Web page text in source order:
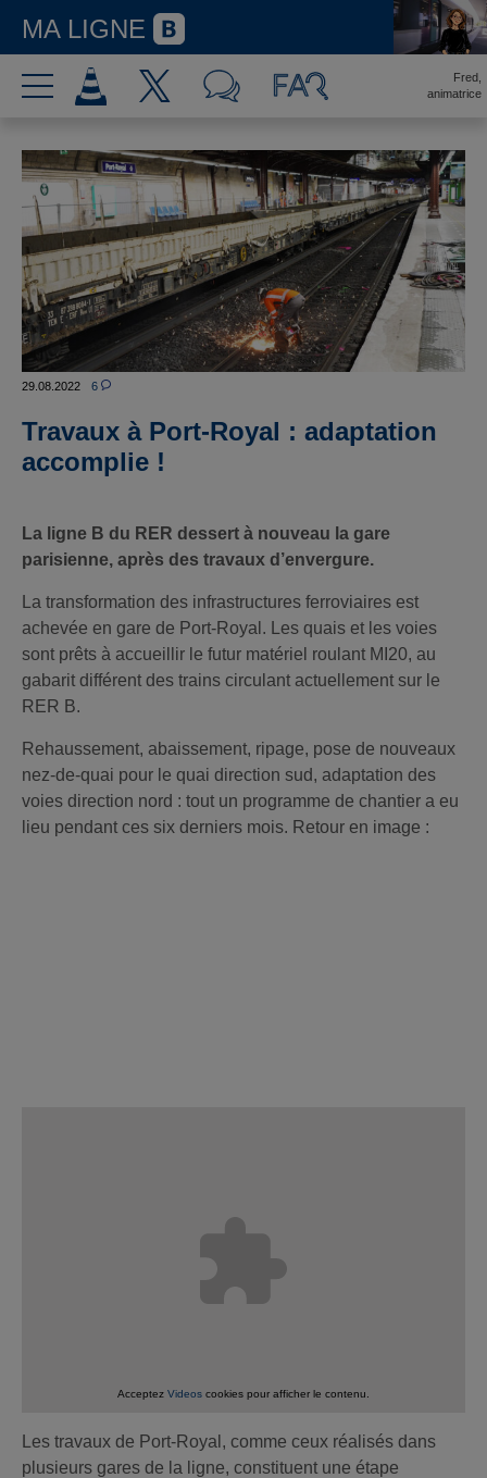
MA LIGNE
Fred,
animatrice
29.08.2022 6
Travaux à Port-Royal : adaptation
accomplie !
La ligne B du RER dessert à nouveau la gare
parisienne, après des travaux d’envergure.
La transformation des infrastructures ferroviaires est
achevée en gare de Port-Royal. Les quais et les voies
sont prêts à accueillir le futur matériel roulant MI20, au
gabarit différent des trains circulant actuellement sur le
RER B.
Rehaussement, abaissement, ripage, pose de nouveaux
nez-de-quai pour le quai direction sud, adaptation des
voies direction nord : tout un programme de chantier a eu
lieu pendant ces six derniers mois. Retour en image :
Acceptez Videos cookies pour afficher le contenu.
Les travaux de Port-Royal, comme ceux réalisés dans
plusieurs gares de la ligne, constituent une étape